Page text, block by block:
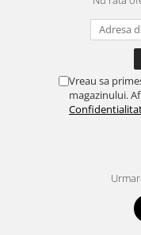
Vreau sa
magazinului.